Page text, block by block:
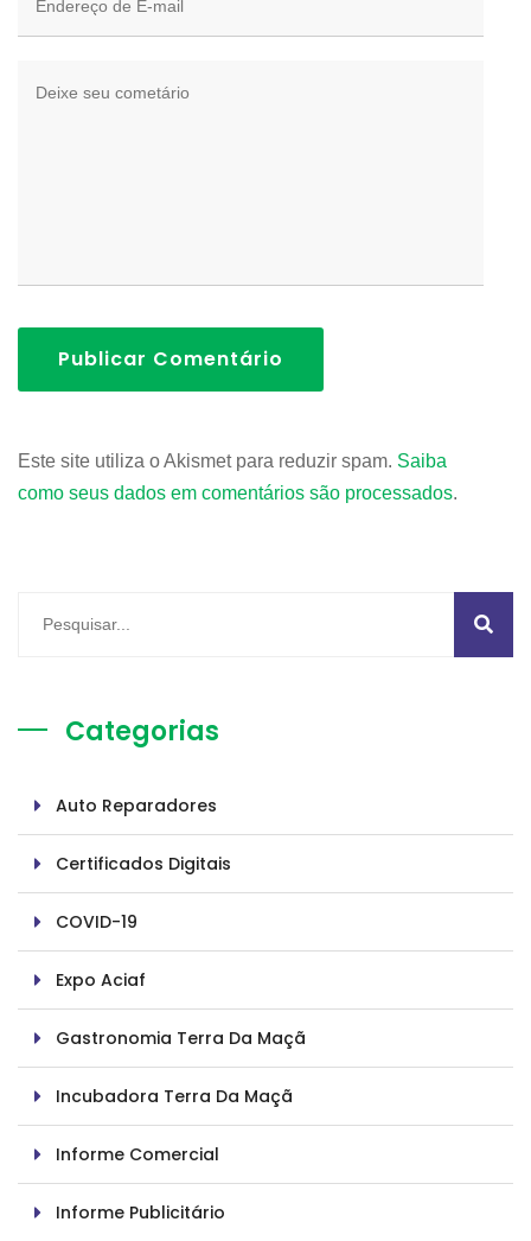
Publicar Comentário
Este site utiliza o Akismet para reduzir spam. Saiba
como seus dados em comentários são processados.
Categorias
Auto Reparadores
Certificados Digitais
COVID-19
Expo Aciaf
Gastronomia Terra Da Maçã
Incubadora Terra Da Maçã
Informe Comercial
Informe Publicitário